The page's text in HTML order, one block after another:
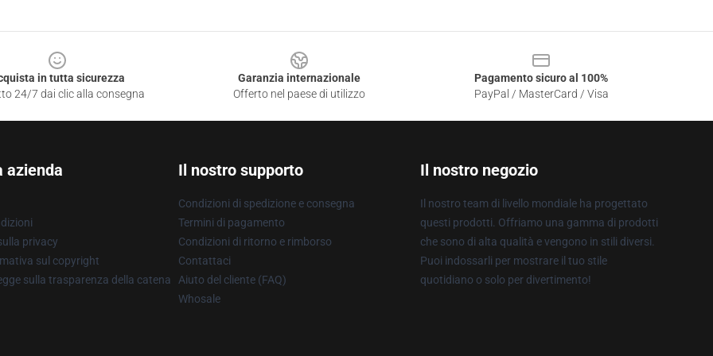
in tutta sicurezza
24/7 dai clic alla consegna
Garanzia internazionale
Offerto nel paese di utilizzo
Pagamento sicuro al 100%
PayPal / MasterCard / Visa
azienda
privacy
sul copyright
sulla trasparenza della catena
Il nostro supporto
Condizioni di spedizione e consegna
Termini di pagamento
Condizioni di ritorno e rimborso
Contattaci
Aiuto del cliente (FAQ)
Whosale
Il nostro negozio
Il nostro team di livello mondiale ha progettato
questi prodotti. Offriamo una gamma di prodotti
che sono di alta qualità e vengono in stili diversi.
Puoi indossarli per mostrare il tuo stile
quotidiano o solo per divertimento!